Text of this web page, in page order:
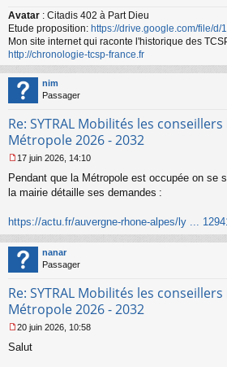
Avatar : Citadis 402 à Part Dieu
Etude proposition: https://drive.google.com/file/d/
Mon site internet qui raconte l'historique des
http://chronologie-tcsp-france.fr
nim
Passager
Re: SYTRAL Mobilités les
Métropole 2026 - 2032
e
s
g
n
o
l
u
17 juin 2026, 14:10
Pendant que la Métropole est occupée on se
la mairie détaille ses demandes :
https://actu.fr/auvergne-rhone-alpes/ly ...
nanar
Passager
Re: SYTRAL Mobilités les
Métropole 2026 - 2032
e
20 juin 2026, 10:58
Salut